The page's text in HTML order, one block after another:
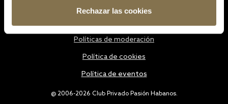
Rechazar las cookies
@ 2006-2026 Club Privado Pasión Habanos.
Políticas de moderación
Política de cookies
Política de eventos